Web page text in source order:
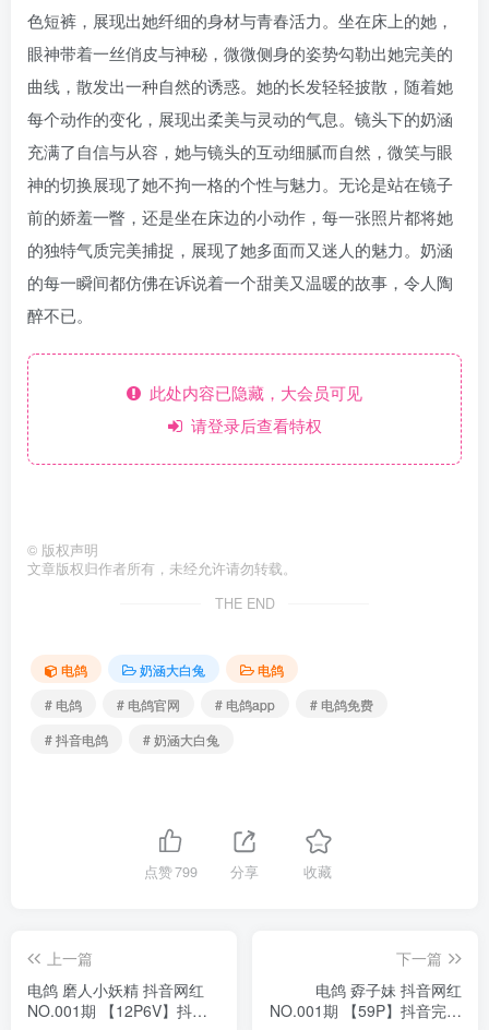
色短裤，展现出她纤细的身材与青春活力。坐在床上的她，
眼神带着一丝俏皮与神秘，微微侧身的姿势勾勒出她完美的
曲线，散发出一种自然的诱惑。她的长发轻轻披散，随着她
每个动作的变化，展现出柔美与灵动的气息。镜头下的奶涵
充满了自信与从容，她与镜头的互动细腻而自然，微笑与眼
神的切换展现了她不拘一格的个性与魅力。无论是站在镜子
前的娇羞一瞥，还是坐在床边的小动作，每一张照片都将她
的独特气质完美捕捉，展现了她多面而又迷人的魅力。奶涵
的每一瞬间都仿佛在诉说着一个甜美又温暖的故事，令人陶
醉不已。
此处内容已隐藏，大会员可见
请登录后查看特权
© 版权声明
文章版权归作者所有，未经允许请勿转载。
THE END
电鸽 奶涵大白兔
电鸽
# 电鸽
# 电鸽官网 # 电鸽app
# 电鸽免费
# 抖音电鸽
# 奶涵大白兔
点赞799 分享 收藏
上一篇
电鸽 磨人小妖精 抖音网红
NO.001期 【12P6V】抖音
下一篇
电鸽 孬子妹 抖音网红
NO.001期 【59P】抖音完整